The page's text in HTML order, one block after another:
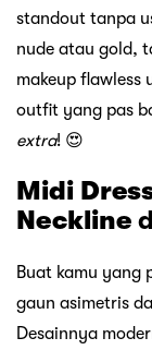
standout tanpa
nude atau gold,
makeup flawless
outfit yang pas
extra! 😍
Midi
Neckline
Buat kamu yang
gaun asimetris
Desainnya